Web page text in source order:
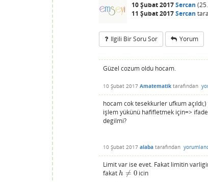
10 Şubat 2017Sercan (
11 Şubat 2017Sercan
Ilgili Bir Soru Sor Yorum
Güzel cozum oldu hocam.
10 Şubat 2017 Amatematik tarafından
hocam cok tesekkurler ufkum
işlem yükünü hafifletmek için=>
degilmi?
10 Şubat 2017 alaba tarafından
Limit var ise evet. Fakat limitin
fakat h ≠ 0
h≠ 0
icin